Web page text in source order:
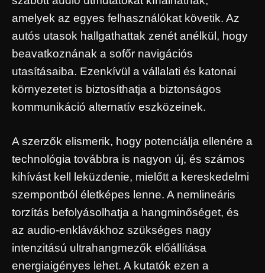
amelyek az egyes felhasználókat követik. Az
autós utasok hallgathattak zenét anélkül, hogy
beavatkoznának a sofőr navigációs
utasításaiba. Ezenkívül a vállalati és katonai
környezetet is biztosíthatja a biztonságos
kommunikáció alternatív eszközeinek.
A szerzők elismerik, hogy potenciálja ellenére a
technológia továbbra is nagyon új, és számos
kihívást kell leküzdenie, mielőtt a kereskedelmi
szempontból életképes lenne. A nemlineáris
torzítás befolyásolhatja a hangminőséget, és
az audio-enklávákhoz szükséges nagy
intenzitású ultrahangmezők előállítása
energiaigényes lehet. A kutatók ezen a